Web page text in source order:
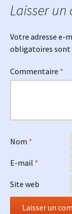
Laisser
Votre adresse e-
obligatoires sont
Commentaire *
Nom *
E-mail *
Site web